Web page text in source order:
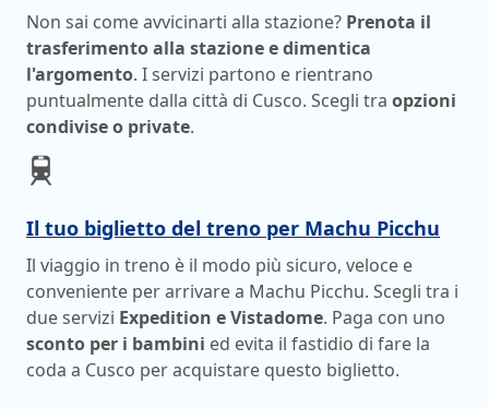
Non sai come avvicinarti alla stazione? Prenota il
trasferimento alla stazione e dimentica
l'argomento. I servizi partono e rientrano
puntualmente dalla città di Cusco. Scegli tra opzioni
condivise o private.
Il tuo biglietto del treno per Machu Picchu
Il viaggio in treno è il modo più sicuro, veloce e
conveniente per arrivare a Machu Picchu. Scegli tra i
due servizi Expedition e Vistadome. Paga con uno
sconto per i bambini ed evita il fastidio di fare la
coda a Cusco per acquistare questo biglietto.